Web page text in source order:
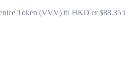
Token (VVV) til HKD er $88.35 i